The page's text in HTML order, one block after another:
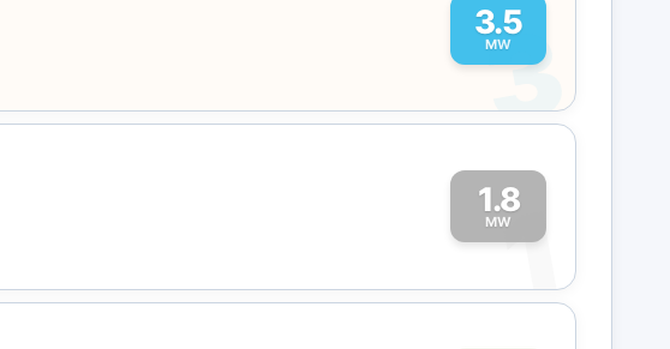
3.5
MW
3
1.8
MW
1